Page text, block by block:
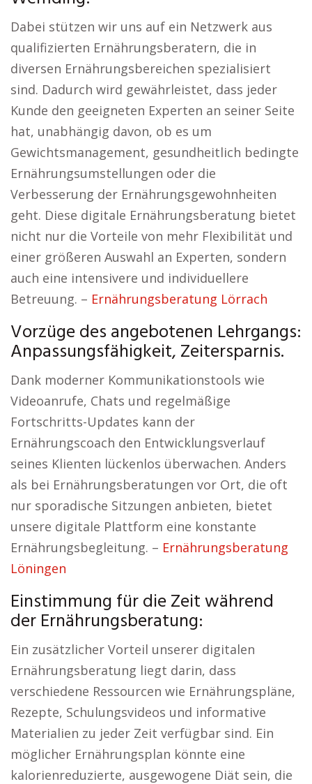
Dabei stützen wir uns auf ein Netzwerk aus
qualifizierten Ernährungsberatern, die in
diversen Ernährungsbereichen spezialisiert
sind. Dadurch wird gewährleistet, dass jeder
Kunde den geeigneten Experten an seiner Seite
hat, unabhängig davon, ob es um
Gewichtsmanagement, gesundheitlich bedingte
Ernährungsumstellungen oder die
Verbesserung der Ernährungsgewohnheiten
geht. Diese digitale Ernährungsberatung bietet
nicht nur die Vorteile von mehr Flexibilität und
einer größeren Auswahl an Experten, sondern
auch eine intensivere und individuellere
Betreuung. – Ernährungsberatung Lörrach
Vorzüge des angebotenen Lehrgangs:
Anpassungsfähigkeit, Zeitersparnis.
Dank moderner Kommunikationstools wie
Videoanrufe, Chats und regelmäßige
Fortschritts-Updates kann der
Ernährungscoach den Entwicklungsverlauf
seines Klienten lückenlos überwachen. Anders
als bei Ernährungsberatungen vor Ort, die oft
nur sporadische Sitzungen anbieten, bietet
unsere digitale Plattform eine konstante
Ernährungsbegleitung. – Ernährungsberatung
Löningen
Einstimmung für die Zeit während
der Ernährungsberatung:
Ein zusätzlicher Vorteil unserer digitalen
Ernährungsberatung liegt darin, dass
verschiedene Ressourcen wie Ernährungspläne,
Rezepte, Schulungsvideos und informative
Materialien zu jeder Zeit verfügbar sind. Ein
möglicher Ernährungsplan könnte eine
kalorienreduzierte, ausgewogene Diät sein, die